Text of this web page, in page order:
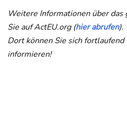
Weitere Informationen über
Sie auf ActEU.org (hier abrufen).
Dort können Sie sich
informieren!